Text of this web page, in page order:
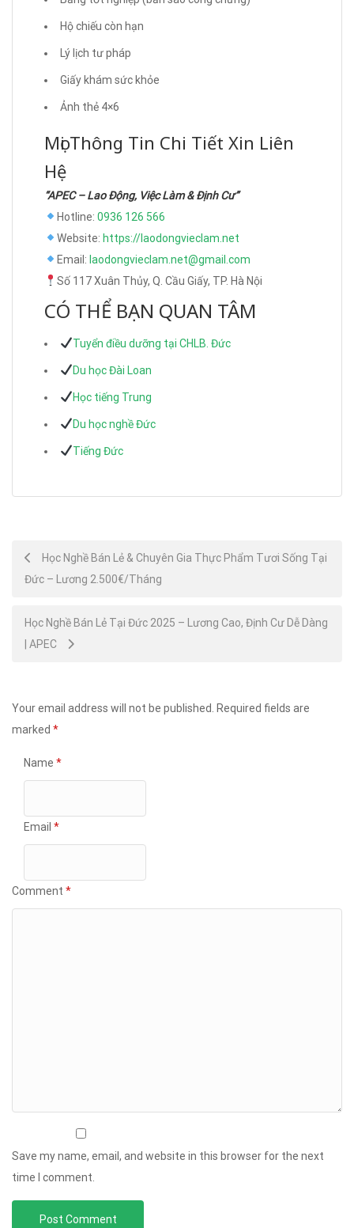
Hộ chiếu còn hạn
Lý lịch tư pháp
Giấy khám sức khỏe
Ảnh thẻ 4×6
Mọi Thông Tin Chi Tiết Xin Liên
Hệ
“APEC – Lao Động, Việc Làm & Định Cư”
Hotline: 0936 126 566
Website: https://laodongvieclam.net
Email: laodongvieclam.net@gmail.com
Số 117 Xuân Thủy, Q. Cầu Giấy, TP. Hà Nội
CÓ THỂ BẠN QUAN TÂM
Tuyển điều dưỡng tại CHLB. Đức
Du học Đài Loan
Học tiếng Trung
Du học nghề Đức
Tiếng Đức
Post
navigation
Học Nghề Bán Lẻ & Chuyên Gia Thực Phẩm Tươi Sống Tại
Đức – Lương 2.500€/Tháng
Học Nghề Bán Lẻ Tại Đức 2025 – Lương Cao, Định Cư Dễ Dàng
| APEC
Your email address will not be published. Required fields are
marked *
Name *
Email *
Comment *
Save my name, email, and website in this browser for the next
time I comment.